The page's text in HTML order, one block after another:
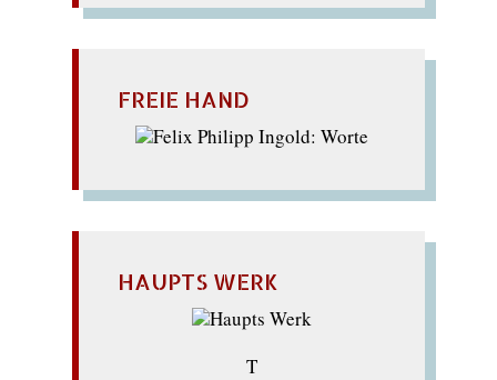
FREIE HAND
HAUPTS WERK
T